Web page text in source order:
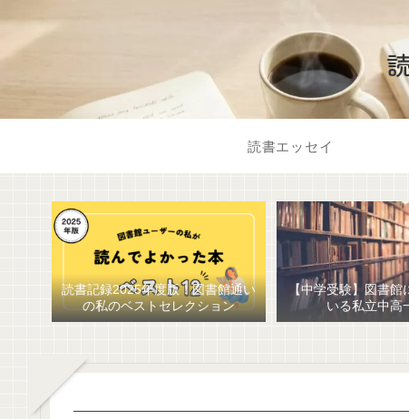
読書エッセイ
読書記録2025年度版！図書館通い
の私のベストセレクション
【中学受験】図書館
いる私立中高